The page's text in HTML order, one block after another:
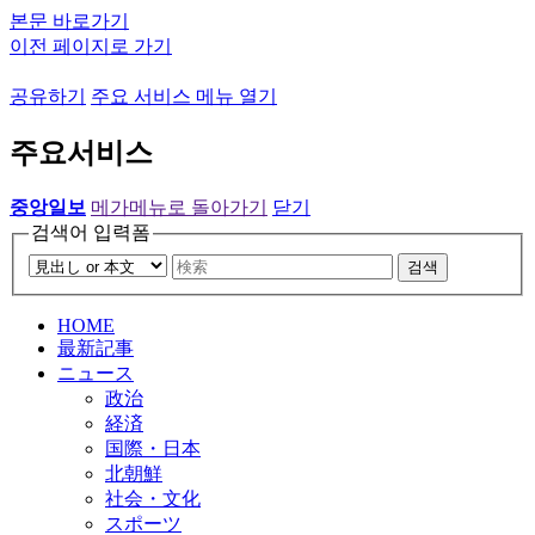
본문 바로가기
이전 페이지로 가기
공유하기 주요 서비스 메뉴 열기
주요서비스
중앙일보 메가메뉴로 돌아가기
닫기
검색어 입력폼
검색
HOME
最新記事
ニュース
政治
経済
国際・日本
北朝鮮
社会・文化
スポーツ